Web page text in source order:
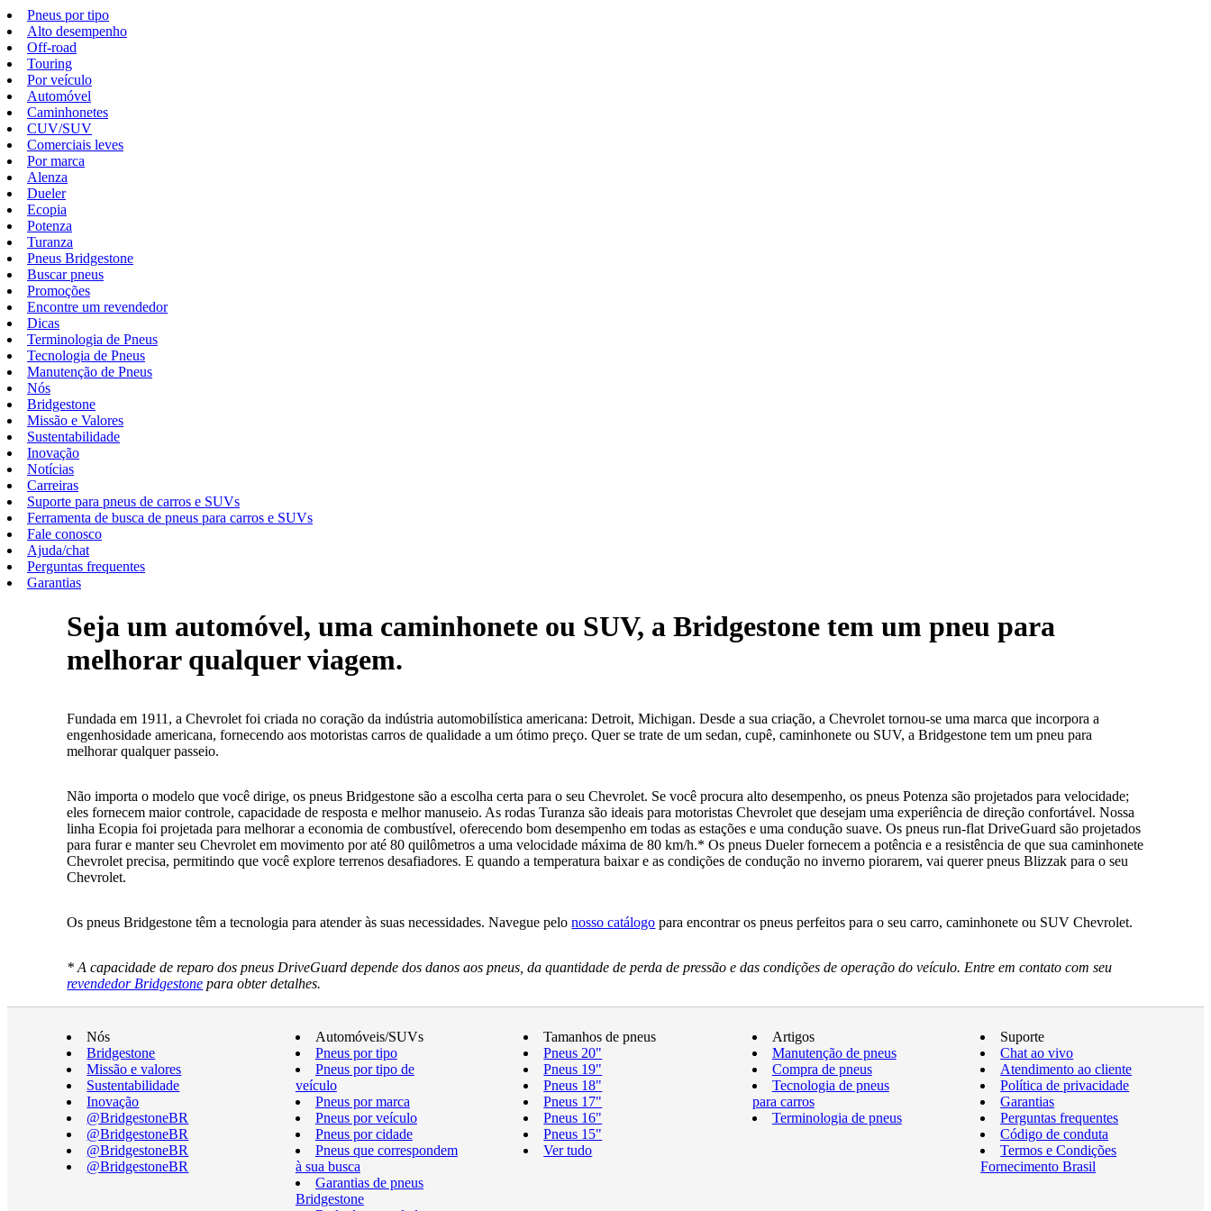
Pneus por tipo
Alto desempenho
Off-road
Touring
Por veículo
Automóvel
Caminhonetes
CUV/SUV
Comerciais leves
Por marca
Alenza
Dueler
Ecopia
Potenza
Turanza
Pneus Bridgestone
Buscar pneus
Promoções
Encontre um revendedor
Dicas
Terminologia de Pneus
Tecnologia de Pneus
Manutenção de Pneus
Nós
Bridgestone
Missão e Valores
Sustentabilidade
Inovação
Notícias
Carreiras
Suporte para pneus de carros e SUVs
Ferramenta de busca de pneus para carros e SUVs
Fale conosco
Ajuda/chat
Perguntas frequentes
Garantias
Seja um automóvel, uma caminhonete ou SUV, a Bridgestone tem um pneu para
melhorar qualquer viagem.
Fundada em 1911, a Chevrolet foi criada no coração da indústria automobilística americana: Detroit, Michigan. Desde a sua criação, a Chevrolet tornou-se uma marca que incorpora a
engenhosidade americana, fornecendo aos motoristas carros de qualidade a um ótimo preço. Quer se trate de um sedan, cupê, caminhonete ou SUV, a Bridgestone tem um pneu para
melhorar qualquer passeio.
Não importa o modelo que você dirige, os pneus Bridgestone são a escolha certa para o seu Chevrolet. Se você procura alto desempenho, os pneus Potenza são projetados para velocidade;
eles fornecem maior controle, capacidade de resposta e melhor manuseio. As rodas Turanza são ideais para motoristas Chevrolet que desejam uma experiência de direção confortável. Nossa
linha Ecopia foi projetada para melhorar a economia de combustível, oferecendo bom desempenho em todas as estações e uma condução suave. Os pneus run-flat DriveGuard são projetados
para furar e manter seu Chevrolet em movimento por até 80 quilômetros a uma velocidade máxima de 80 km/h.* Os pneus Dueler fornecem a potência e a resistência de que sua caminhonete
Chevrolet precisa, permitindo que você explore terrenos desafiadores. E quando a temperatura baixar e as condições de condução no inverno piorarem, vai querer pneus Blizzak para o seu
Chevrolet.
Os pneus Bridgestone têm a tecnologia para atender às suas necessidades. Navegue pelonosso catálogo para encontrar os pneus perfeitos para o seu carro, caminhonete ou SUV Chevrolet.
* A capacidade de reparo dos pneus DriveGuard depende dos danos aos pneus, da quantidade de perda de pressão e das condições de operação do veículo. Entre em contato com seu
revendedor Bridgestone para obter detalhes.
Nós
Bridgestone
Missão e valores
Sustentabilidade
Inovação
@BridgestoneBR
@BridgestoneBR
@BridgestoneBR
@BridgestoneBR
Automóveis/SUVs
Pneus por tipo
Pneus por tipo de
veículo
Pneus por marca
Pneus por veículo
Pneus por cidade
Pneus que correspondem
à sua busca
Garantias de pneus
Bridgestone
Tamanhos de pneus
Pneus 20"
Pneus 19"
Pneus 18"
Pneus 17"
Pneus 16"
Pneus 15"
Ver tudo
Artigos
Manutenção de pneus
Compra de pneus
Tecnologia de pneus
para carros
Terminologia de pneus
Suporte
Chat ao vivo
Atendimento ao cliente
Política de privacidade
Garantias
Perguntas frequentes
Código de conduta
Termos e Condições
Fornecimento Brasil